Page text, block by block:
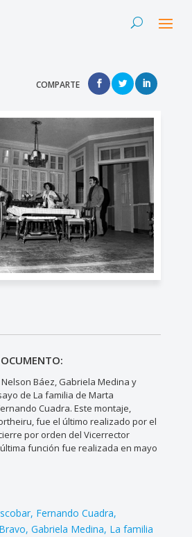
COMPARTE
Báez, Gabriela Medina y
de La familia de Marta
Cuadra. Este montaje,
fue el último realizado por el
por orden del Vicerrector
función fue realizada en mayo
Fernando Cuadra
Gabriela Medina La familia